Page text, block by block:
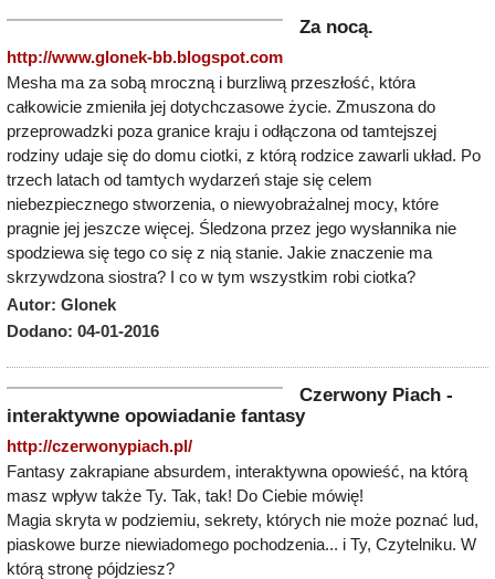
Za nocą.
http://www.glonek-bb.blogspot.com
Mesha ma za sobą mroczną i burzliwą przeszłość, która
całkowicie zmieniła jej dotychczasowe życie. Zmuszona do
przeprowadzki poza granice kraju i odłączona od tamtejszej
rodziny udaje się do domu ciotki, z którą rodzice zawarli układ. Po
trzech latach od tamtych wydarzeń staje się celem
niebezpiecznego stworzenia, o niewyobrażalnej mocy, które
pragnie jej jeszcze więcej. Śledzona przez jego wysłannika nie
spodziewa się tego co się z nią stanie. Jakie znaczenie ma
skrzywdzona siostra? I co w tym wszystkim robi ciotka?
Autor: Glonek
Dodano: 04-01-2016
Czerwony Piach -
interaktywne opowiadanie fantasy
http://czerwonypiach.pl/
Fantasy zakrapiane absurdem, interaktywna opowieść, na którą
masz wpływ także Ty. Tak, tak! Do Ciebie mówię!
Magia skryta w podziemiu, sekrety, których nie może poznać lud,
piaskowe burze niewiadomego pochodzenia... i Ty, Czytelniku. W
którą stronę pójdziesz?